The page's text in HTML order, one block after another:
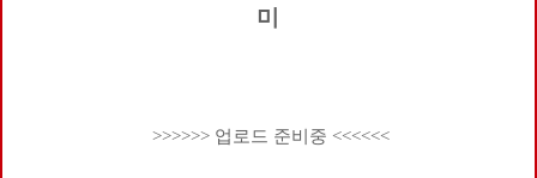
미
>>>>>> 업로드 준비중 <<<<<<